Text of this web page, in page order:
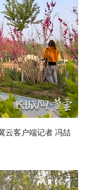
云客户端记者 冯喆